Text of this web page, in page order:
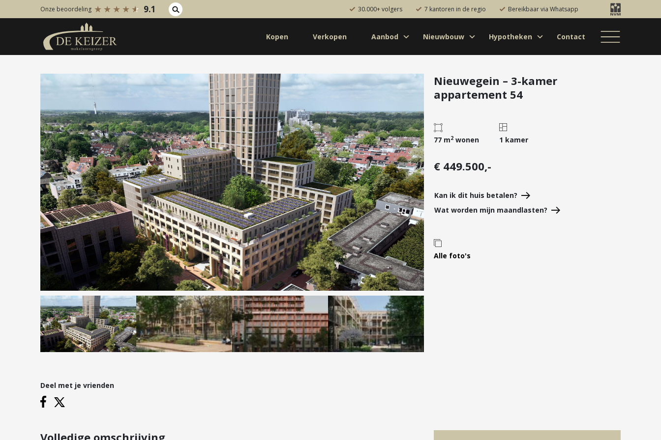
Koopaanbod
Bestaande bouw
Internationaal
Nieuwbouw
Bedrijfsaanbod
Huuraanbod
Bestaande bouw
Internationaal
Nieuwbouw
Bedrijfsaanbod
Diensten
Kopen
Verkopen
Huren
Verhuren
Taxeren
Verzekeren
Projectontwikkelaars
Hypotheken
Hypotheekadvies
Hypotheek oversluiten
Hypotheek verhogen
Starterslening
Financiële check
Banken
Duurzame hypotheek
Reviews Contact
Vestigingen
Onze beoordeling 9.1 30.000+ volgers 7 kantoren in de regio Bereikbaar via Whatsapp
Kopen Verkopen Aanbod
Bestaande bouw
Nieuwbouw
Bedrijfsaanbod
Internationaal
Nieuwbouw
Nieuwbouw Hypotheken
oversluiten
Hypotheek
Starterslening
Financiële check
Contact
Nieuwegein – 3-kamer
appartement 54
77 m2 wonen 1 kamer
€ 449.500,-
Kan ik dit huis betalen?
Wat worden mijn maandlasten?
Alle foto's
Deel met je vrienden
Volledige omschrijving